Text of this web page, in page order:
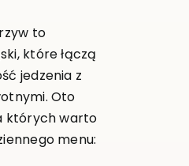
to
które łączą
jedzenia z
Oto
których warto
menu: